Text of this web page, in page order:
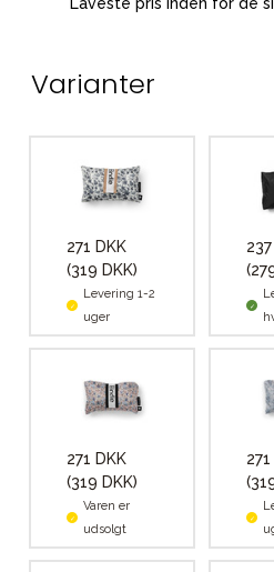
Laveste pris inden for de
Varianter
271 DKK
(319 DKK)
Levering 1-2
uger
271 DKK
(319 DKK)
Varen er
udsolgt